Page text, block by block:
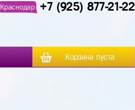
Краснодар +7 (925) 877-21-22
Корзина пуста